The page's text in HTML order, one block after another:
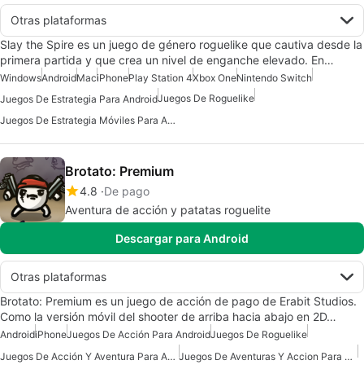
Otras plataformas
Slay the Spire es un juego de género roguelike que cautiva desde la
primera partida y que crea un nivel de enganche elevado. En…
WindowsAndroidMaciPhonePlay Station 4Xbox OneNintendo Switch
Juegos De Estrategia Para AndroidJuegos De Roguelike
Juegos De Estrategia Móviles Para Android
Brotato: Premium
4.8 De pago
Aventura de acción y patatas roguelite
Descargar para Android
Otras plataformas
Brotato: Premium es un juego de acción de pago de Erabit Studios.
Como la versión móvil del shooter de arriba hacia abajo en 2D…
AndroidiPhoneJuegos De Acción Para AndroidJuegos De Roguelike
Juegos De Acción Y Aventura Para Android
Juegos De Aventuras Y Accion Para Android